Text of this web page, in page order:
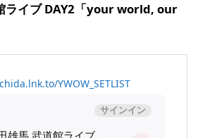
ライブ DAY2「your world, our
YWOW_SETLIST